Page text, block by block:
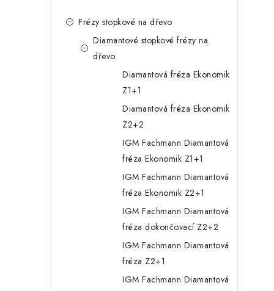
Frézy stopkové na dřevo
Diamantové stopkové frézy na
dřevo
Diamantová fréza Ekonomik
Z1+1
Diamantová fréza Ekonomik
Z2+2
IGM Fachmann Diamantová
fréza Ekonomik Z1+1
IGM Fachmann Diamantová
fréza Ekonomik Z2+1
IGM Fachmann Diamantová
fréza dokončovací Z2+2
IGM Fachmann Diamantová
fréza Z2+1
IGM Fachmann Diamantová